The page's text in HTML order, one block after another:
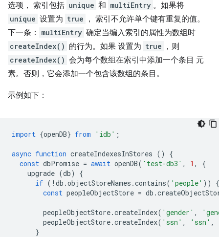
选项， 索引包括 unique 和 multiEntry 。如果将
unique 设置为 true
， 索引不允许单个键有重复的值。
下一条：
multiEntry 确定当编入索引的属性为数组时
createIndex() 的行为。如果 设置为 true ，则
createIndex() 会为每个数组在索引中添加一个条目 元
素。否则，它会添加一个包含该数组的条目。
示例如下：
import {openDB} from 'idb' ;
async function createIndexesInStores ()
{
const dbPromise = await openDB( 'test-db3' , 1 ,
{
upgrade (db)
{
if ( ! db .objectStoreNames .contains( 'people' ))
{
const peopleObjectStore = db .
peopleObjectStore.createIndex( 'gender' ,
peopleObjectStore.createIndex( 'ssn' , 'ssn' ,
}